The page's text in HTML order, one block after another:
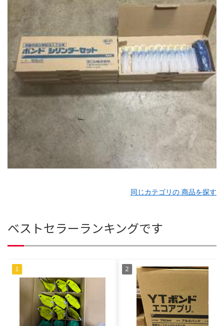
同じカテゴリの 商品を探す
ベストセラーランキングです